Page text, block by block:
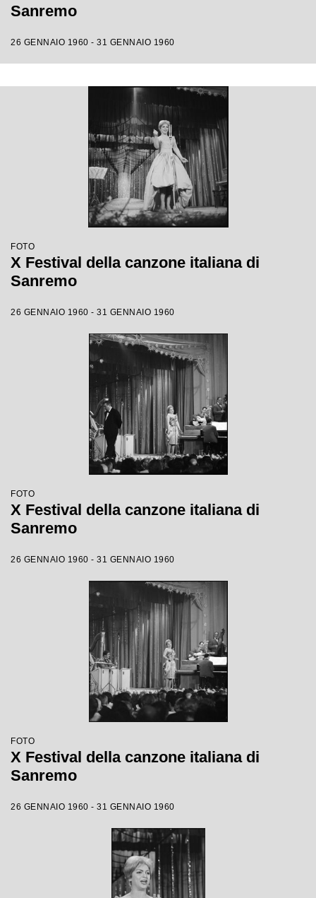
Sanremo
26 GENNAIO 1960 - 31 GENNAIO 1960
FOTO
X Festival della canzone italiana di
Sanremo
26 GENNAIO 1960 - 31 GENNAIO 1960
FOTO
X Festival della canzone italiana di
Sanremo
26 GENNAIO 1960 - 31 GENNAIO 1960
FOTO
X Festival della canzone italiana di
Sanremo
26 GENNAIO 1960 - 31 GENNAIO 1960